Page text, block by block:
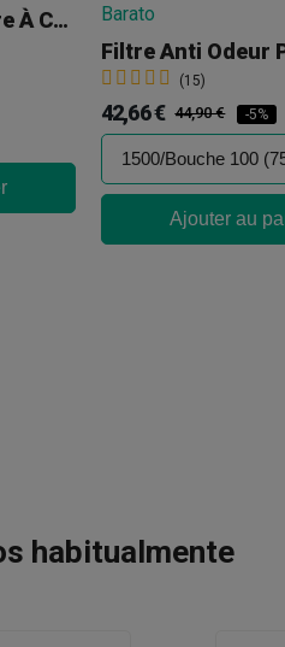
Extracteur Avec Filtre À Charbon Cyclone
(15)
42,66 € 44,90 € -5%
Ajouter au
habitualmente